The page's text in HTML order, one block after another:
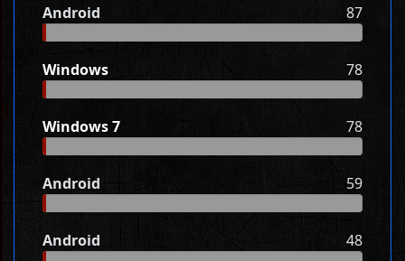
Android 87
Windows 78
Windows 7 78
Android 59
Android 48